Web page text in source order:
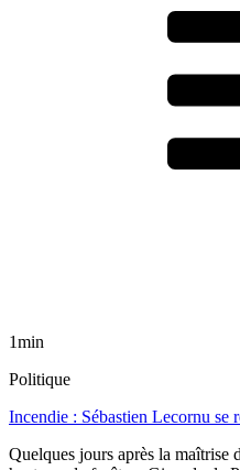
1min
Politique
Incendie : Sébastien Lecornu se
Quelques jours après la maîtrise